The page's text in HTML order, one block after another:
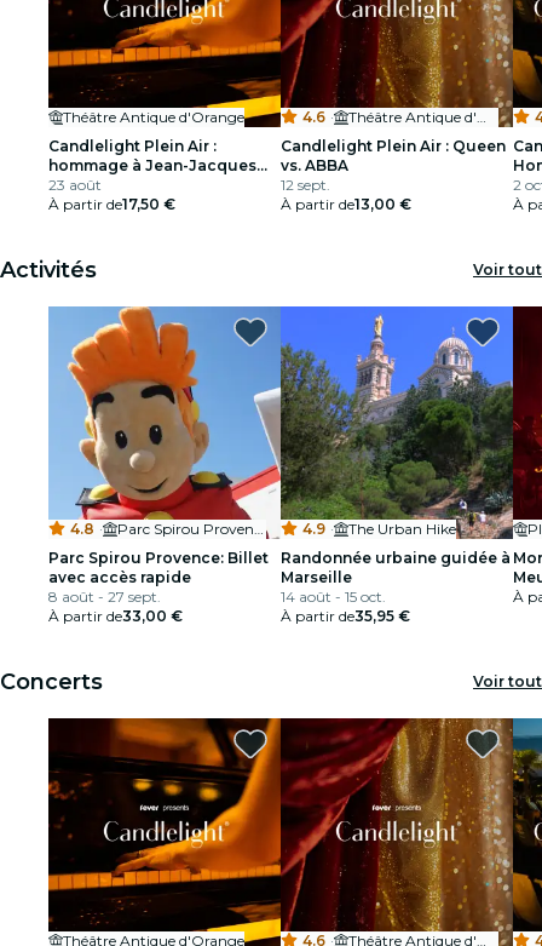
Théâtre Antique d'Orange
Candlelight Plein Air :
hommage à Jean-Jacques
Goldman
23 août
À partir de17,50 €
4.6 ·
Candlelight Plein Air : Queen
vs. ABBA
12 sept.
À partir de13,00 €
2
À
Activités Voir tout
4.8 ·
Parc Spirou Provence: Billet
avec accès rapide
8 août - 27 sept.
À partir de33,00 €
4.9 ·
The Urban Hike
Randonnée urbaine guidée à
Marseille
14 août - 15 oct.
À partir de35,95 €
À
Concerts Voir tout
Théâtre Antique d'Orange 4.6 ·